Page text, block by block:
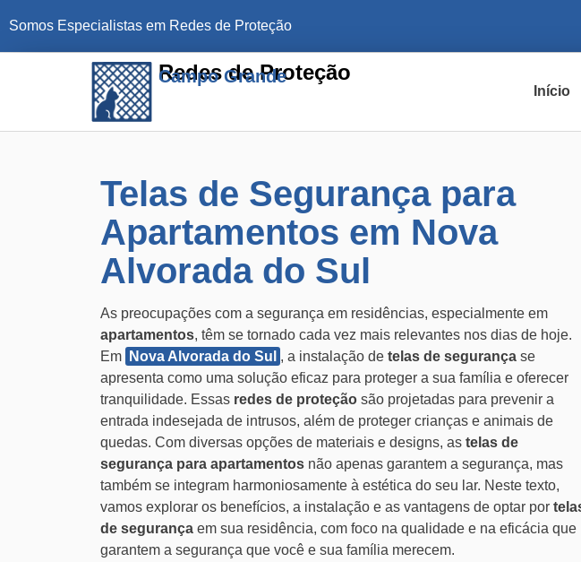
Somos Especialistas em Redes de Proteção
Redes de Proteção
Campo Grande
Início
Telas de Segurança para
Apartamentos em Nova
Alvorada do Sul
As preocupações com a segurança em residências, especialmente em
apartamentos, têm se tornado cada vez mais relevantes nos dias de hoje.
Em
Nova Alvorada do Sul , a instalação de telas de segurança se
apresenta como uma solução eficaz para proteger a sua família e oferecer
tranquilidade. Essas redes de proteção são projetadas para prevenir a
entrada indesejada de intrusos, além de proteger crianças e animais de
quedas. Com diversas opções de materiais e designs, as telas de
segurança para apartamentos não apenas garantem a segurança, mas
também se integram harmoniosamente à estética do seu lar. Neste texto,
vamos explorar os benefícios, a instalação e as vantagens de optar por
de segurança em sua residência, com foco na qualidade e na eficácia que
garantem a segurança que você e sua família merecem.